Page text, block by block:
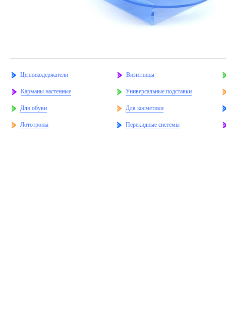
Ценникодержатели Визитницы
Карманы настенные Универсальные подставки
Для обуви Для косметики
Лототроны Перекидные системы